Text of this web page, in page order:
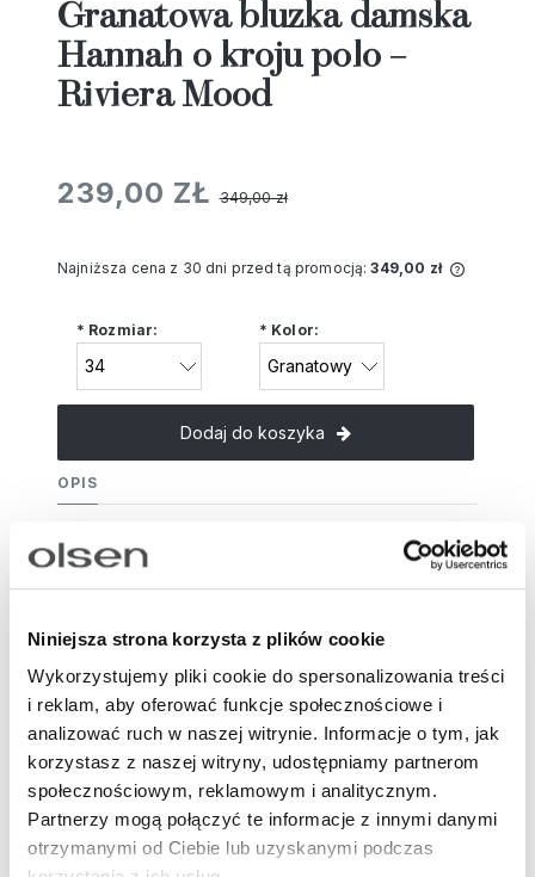
Niniejsza strona korzysta z plików cookie
Wykorzystujemy pliki cookie do spersonalizowania treści
i reklam, aby oferować funkcje społecznościowe i
analizować ruch w naszej witrynie. Informacje o tym, jak
korzystasz z naszej witryny, udostępniamy partnerom
społecznościowym, reklamowym i analitycznym.
Partnerzy mogą połączyć te informacje z innymi danymi
otrzymanymi od Ciebie lub uzyskanymi podczas
Granatowa bluzka damska
Hannah o kroju polo –
Riviera Mood
239,00 ZŁ 349,00 zł
Najniższa cena z 30 dni przed tą promocją:349,00 zł
* Rozmiar: * Kolor:
Dodaj do koszyka
OPIS
Bluzka w 100% z bawełny organicznej, o delikatnej,
tenisowej fakturze w klasycznym granatowym
kolorze, przełamanym kontrastowymi lamówkami
się na sylwetce i sprawdzi się w codziennych
stylizacjach. Otwarty kołnierz koszulowy z dekoltem
w kształcie litery V optycznie wydłuża szyję i
dodaje elegancji. Rękawy 3/4 nadają bluzce
uniwersalny, przejściowy charakter. Subtelnym
detalem jest haftowane logo Olsen umieszczone na
lewej piersi. Bluzka świetnie wygląda w zestawieniu
z jasnymi spodniami typu chinos, spódnicą midi lub